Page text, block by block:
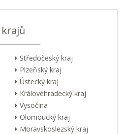
Středočeský kraj
Plzeňský kraj
Ústecký kraj
Královéhradecký kraj
Vysočina
Olomoucký kraj
Moravskoslezský kraj